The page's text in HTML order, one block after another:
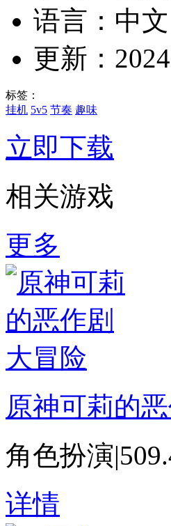
语言：中文
更新：
标签：
挂机 5v5 节奏 趣味
立即下载
相关游戏
更多
原神可莉的
角色扮演|
详情